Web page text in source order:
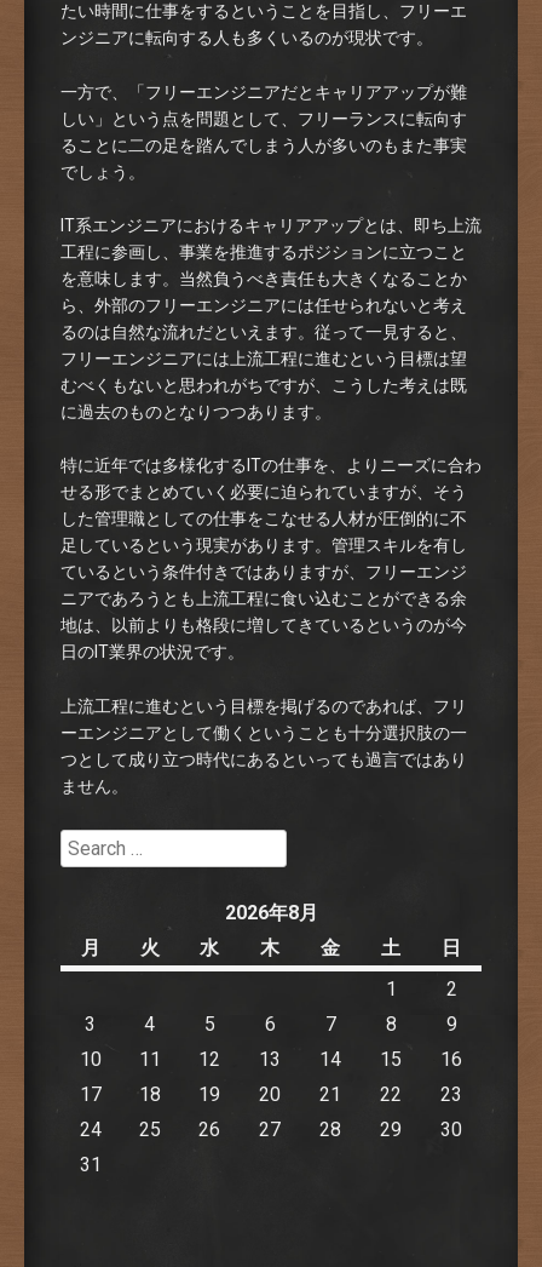
たい時間に仕事をするということを目指し、フリーエ
ンジニアに転向する人も多くいるのが現状です。
一方で、「フリーエンジニアだとキャリアアップが難
しい」という点を問題として、フリーランスに転向す
ることに二の足を踏んでしまう人が多いのもまた事実
でしょう。
IT系エンジニアにおけるキャリアアップとは、即ち上流
工程に参画し、事業を推進するポジションに立つこと
を意味します。当然負うべき責任も大きくなることか
ら、外部のフリーエンジニアには任せられないと考え
るのは自然な流れだといえます。従って一見すると、
フリーエンジニアには上流工程に進むという目標は望
むべくもないと思われがちですが、こうした考えは既
に過去のものとなりつつあります。
特に近年では多様化するITの仕事を、よりニーズに合わ
せる形でまとめていく必要に迫られていますが、そう
した管理職としての仕事をこなせる人材が圧倒的に不
足しているという現実があります。管理スキルを有し
ているという条件付きではありますが、フリーエンジ
ニアであろうとも上流工程に食い込むことができる余
地は、以前よりも格段に増してきているというのが今
日のIT業界の状況です。
上流工程に進むという目標を掲げるのであれば、フリ
ーエンジニアとして働くということも十分選択肢の一
つとして成り立つ時代にあるといっても過言ではあり
ません。
Search
2026年8月
月
火 水 木 金 土
日
1
2
3
4 5 6 7 8
9
10
11 12 13 14 15
16
17
18 19 20 21 22
23
24
25 26 27 28 29
30
31